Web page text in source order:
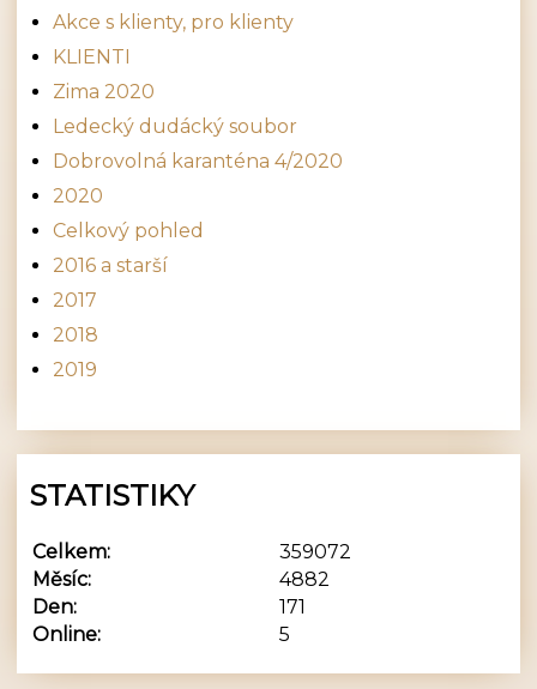
Akce s klienty, pro klienty
KLIENTI
Zima 2020
Ledecký dudácký soubor
Dobrovolná karanténa 4/2020
2020
Celkový pohled
2016 a starší
2017
2018
2019
STATISTIKY
Online: 5
Celkem:
359072
Měsíc:
4882
Den:
171